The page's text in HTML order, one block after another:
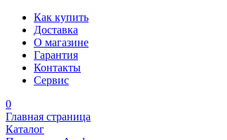
Как купить
Доставка
О магазине
Гарантия
Контакты
Сервис
0
Главная страница
Каталог